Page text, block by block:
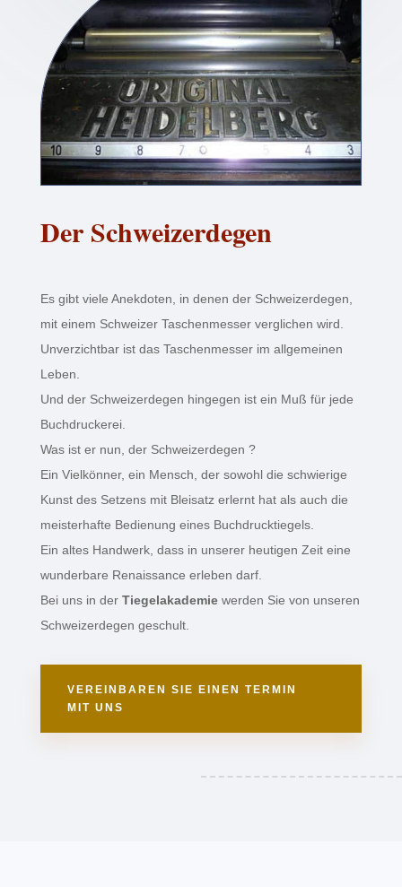
Der Schweiz­erde­gen
Es gibt viele Anek­doten, in denen der Schweiz­erde­gen,
mit einem Schweizer Taschen­messer verglichen wird.
Unverzicht­bar ist das Taschen­messer im allge­meinen
Leben.
Und der Schweiz­erde­gen hinge­gen ist ein Muß für jede
Buch­druck­erei.
Was ist er nun, der Schweiz­erde­gen ?
Ein Vielkön­ner, ein Mensch, der sowohl die schwierige
Kunst des Setzens mit Bleisatz erlernt hat als auch die
meis­ter­hafte Bedi­enung eines Buch­druck­tiegels.
Ein altes Handw­erk, dass in unserer heuti­gen Zeit eine
wunder­bare Renais­sance erleben darf.
Bei uns in der Tiege­lakademiewerden Sie von unseren
Schweiz­erde­gen geschult.
VERE­IN­BAREN SIE EINEN TERMIN
MIT UNS